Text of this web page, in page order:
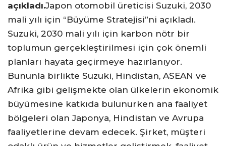
açıkladı.Japon otomobil üreticisi Suzuki, 2030
mali yılı için “Büyüme Stratejisi”ni açıkladı.
Suzuki, 2030 mali yılı için karbon nötr bir
toplumun gerçekleştirilmesi için çok önemli
planları hayata geçirmeye hazırlanıyor.
Bununla birlikte Suzuki, Hindistan, ASEAN ve
Afrika gibi gelişmekte olan ülkelerin ekonomik
büyümesine katkıda bulunurken ana faaliyet
bölgeleri olan Japonya, Hindistan ve Avrupa
faaliyetlerine devam edecek. Şirket, müşteri